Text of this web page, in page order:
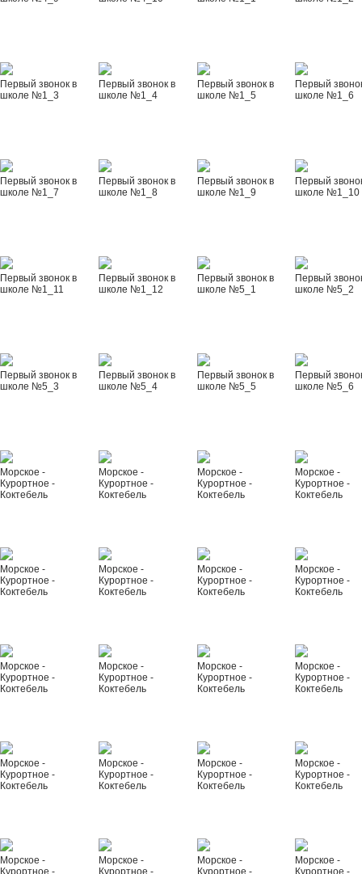
Первый звонок в
школе №1_3
Первый звонок в
школе №1_4
Первый звонок в
школе №1_5
Первый
школе №1_6
Первый звонок в
школе №1_7
Первый звонок в
школе №1_8
Первый звонок в
школе №1_9
Первый
школе №1_10
Первый звонок в
школе №1_11
Первый звонок в
школе №1_12
Первый звонок в
школе №5_1
Первый
школе №5_2
Первый звонок в
школе №5_3
Первый звонок в
школе №5_4
Первый звонок в
школе №5_5
Первый
школе №5_6
Морское -
Курортное -
Коктебель
Морское -
Курортное -
Коктебель
Морское -
Курортное -
Коктебель
Морское -
Курортное -
Коктебель
Морское -
Курортное -
Коктебель
Морское -
Курортное -
Коктебель
Морское -
Курортное -
Коктебель
Морское -
Курортное -
Коктебель
Морское -
Курортное -
Коктебель
Морское -
Курортное -
Коктебель
Морское -
Курортное -
Коктебель
Морское -
Курортное -
Коктебель
Морское -
Курортное -
Коктебель
Морское -
Курортное -
Коктебель
Морское -
Курортное -
Коктебель
Морское -
Курортное -
Коктебель
Морское -
Курортное -
Морское -
Курортное -
Морское -
Курортное -
Морское -
Курортное -